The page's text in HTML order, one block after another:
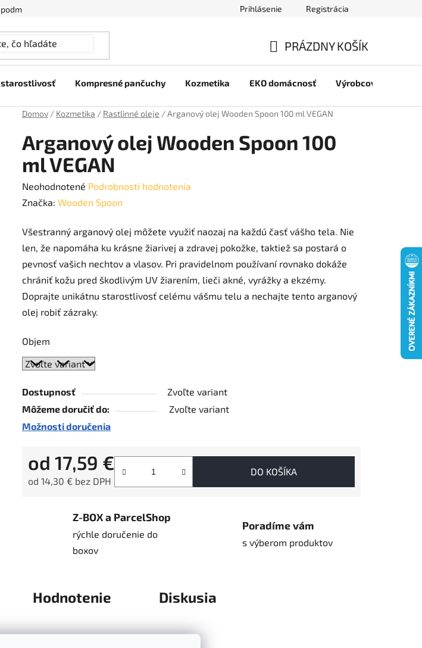
Prihlásenie Registrácia
KOŠÍK
PRÁZDNY KOŠÍK
starostlivosť Kompresné pančuchy Kozmetika EKO domácnosť Výrobcovia
Domov / Kozmetika / Rastlinné oleje /Arganový olej Wooden Spoon 100 ml VEGAN
Arganový olej Wooden Spoon 100
ml VEGAN
Priemerné
hodnotenie
je
0,0
z
5
hviezdičiek.
Neohodnotené Podrobnosti hodnotenia
Značka: Wooden Spoon
Všestranný arganový olej môžete využiť naozaj na každú časť vášho tela. Nie
len, že napomáha ku krásne žiarivej a zdravej pokožke, taktiež sa postará o
pevnosť vašich nechtov a vlasov. Pri pravidelnom používaní rovnako dokáže
chrániť kožu pred škodlivým UV žiarením, lieči akné, vyrážky a ekzémy.
Doprajte unikátnu starostlivosť celému vášmu telu a nechajte tento arganový
olej robiť zázraky.
Objem
Dostupnosť
Zvoľte variant
Môžeme doručiť do:
Zvoľte variant
Možnosti doručenia
od 17,59 €
od 14,30 € bez DPH
DO KOŠÍKA
Z-BOX a ParcelShop
rýchle doručenie do
boxov
Poradíme vám
s výberom produktov
Hodnotenie Diskusia